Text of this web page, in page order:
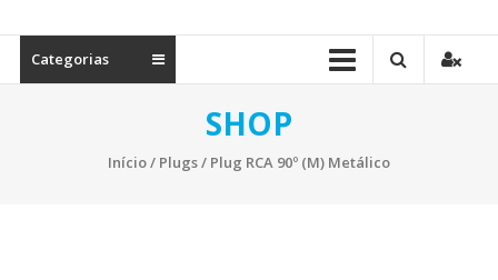
Categorias
SHOP
Início/ Plugs/ Plug RCA 90º (M) Metálico